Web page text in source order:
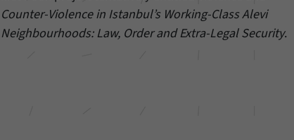
Counter-Violence in Istanbul’s Working-Class Alevi
Neighbourhoods: Law, Order and Extra-Legal Security.